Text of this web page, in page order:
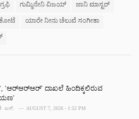
ಗುಮ್ಮಿನೇನಿ ವಿಜಯ್ ಜಾನಿ ಮಾಸ್ಟರ್
ಯಾರೇ ನೀನು ಚೆಲುವೆ ಸಂಗೀತಾ
'ಆರ್‌ಆರ್‌ಆರ್' ದಾಖಲೆ ಹಿಂದಿಕ್ಕಲಿರುವ
ಎಸ್. AUGUST 7, 2026 - 1:52 PM